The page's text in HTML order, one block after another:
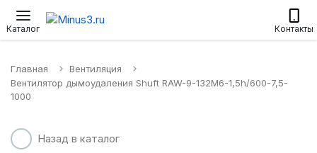
Каталог Контакты
Настенные сплит-системы
Главная
Вентиляция
Вентилятор дымоудаления Shuft RAW-9-132M6-1,5h/600-7,5-
1000
Назад в каталог